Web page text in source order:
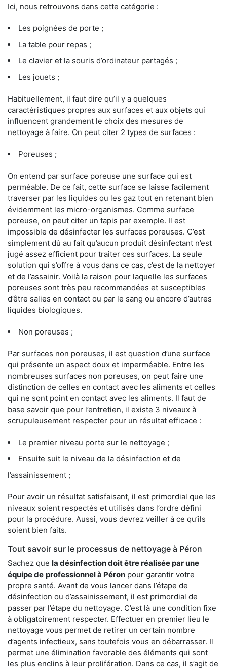
Ici, nous retrouvons dans cette catégorie :
Les poignées de porte ;
La table pour repas ;
Le clavier et la souris d’ordinateur partagés ;
Les jouets ;
Habituellement, il faut dire qu’il y a quelques
caractéristiques propres aux surfaces et aux objets qui
influencent grandement le choix des mesures de
nettoyage à faire. On peut citer 2 types de surfaces :
Poreuses ;
On entend par surface poreuse une surface qui est
perméable. De ce fait, cette surface se laisse facilement
traverser par les liquides ou les gaz tout en retenant bien
évidemment les micro-organismes. Comme surface
poreuse, on peut citer un tapis par exemple. Il est
impossible de désinfecter les surfaces poreuses. C’est
simplement dû au fait qu’aucun produit désinfectant n’est
jugé assez efficient pour traiter ces surfaces. La seule
solution qui s’offre à vous dans ce cas, c’est de la nettoyer
et de l’assainir. Voilà la raison pour laquelle les surfaces
poreuses sont très peu recommandées et susceptibles
d’être salies en contact ou par le sang ou encore d’autres
liquides biologiques.
Non poreuses ;
Par surfaces non poreuses, il est question d’une surface
qui présente un aspect doux et imperméable. Entre les
nombreuses surfaces non poreuses, on peut faire une
distinction de celles en contact avec les aliments et celles
qui ne sont point en contact avec les aliments. Il faut de
base savoir que pour l’entretien, il existe 3 niveaux à
scrupuleusement respecter pour un résultat efficace :
Le premier niveau porte sur le nettoyage ;
Ensuite suit le niveau de la désinfection et de
l’assainissement ;
Pour avoir un résultat satisfaisant, il est primordial que les
niveaux soient respectés et utilisés dans l’ordre défini
pour la procédure. Aussi, vous devrez veiller à ce qu’ils
soient bien faits.
Tout savoir sur le processus de nettoyage à Péron
Sachez que la désinfection doit être réalisée par une
équipe de professionnel à Péron pour garantir votre
propre santé. Avant de vous lancer dans l’étape de
désinfection ou d’assainissement, il est primordial de
passer par l’étape du nettoyage. C’est là une condition fixe
à obligatoirement respecter. Effectuer en premier lieu le
nettoyage vous permet de retirer un certain nombre
d’agents infectieux, sans toutefois vous en débarrasser. Il
permet une élimination favorable des éléments qui sont
les plus enclins à leur prolifération. Dans ce cas, il s’agit de